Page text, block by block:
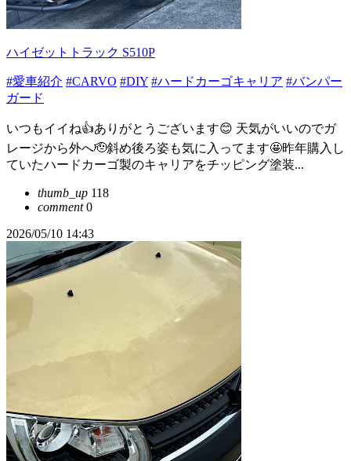
ハイゼットトラック S510P
#愛車紹介 #CARVO #DIY #ハードカーゴキャリア #バンパー
ガード
いつもイイね👍ありがとうございます😊 天気がいいのでガ
レージから外へ🫡斜め後ろ姿も気に入ってます🤩昨年購入し
ていたハードカーゴ製のキャリアをチッピング塗装...
thumb_up 118
comment0
2026/05/10 14:43